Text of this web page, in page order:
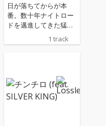
日が落ちてからが本
番。数十年ナイトロー
ドを邁進してきた猛者
たちが紡ぐ、ちょっと
エッチで、最高にスリ
クシーな美女＝“沼への
送り人”との駆け引きが
スリリングに展開。
1 track